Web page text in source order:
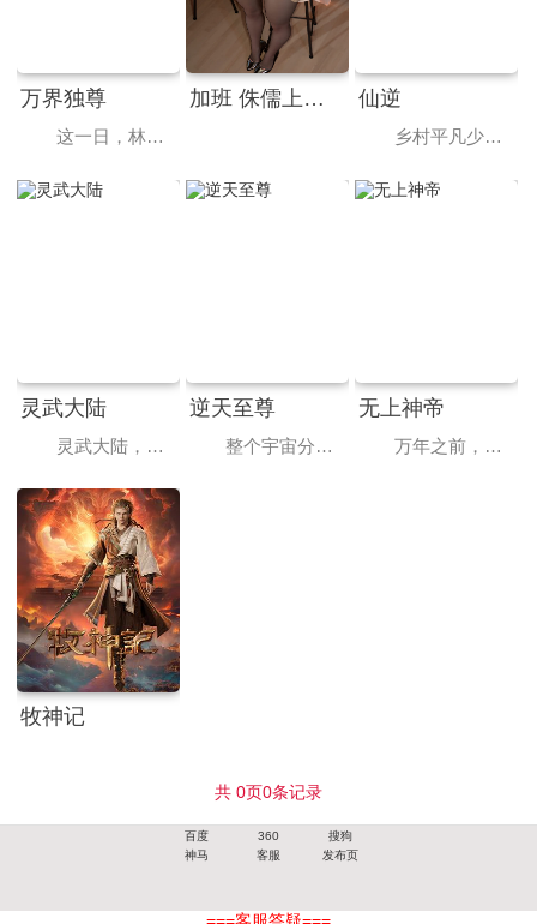
万界独尊
这一日，林枫正在林府凝聚武魂，不想，他才刚将剑武魂修炼成雏形，未婚妻姬漫夭就趁机夺走了他的武魂，还导致其差点吐血身亡。与此同时，林枫的精神进入到了葬神之地，葬神之地神秘女子告诉林枫，他可以通过磨灭葬身于此的古神，获得庞大的武道力量跟知识。 现实世界，原本是林家大少爷的林枫因为失去了剑武魂，从而不再受到家仆们的尊重，他们处处针对林枫，就连林枫的妹妹林香儿生病，他们都不愿意出手帮助分毫，直到林枫使用从葬神之地获得到的力量打败了黄阶武魂的强者——林宇宏，林家的人才对林枫的态度有所改观。 另外一边，林枫因为没能很好得控制最新得到的力量，杀死了正在跟自己决斗的秦骁。秦骁乃是秦家大长老的孙子，并且一直受到长老们的宠爱，如今秦骁被害，秦家长老自是不甘，他们一怒之下，跑到了林家府邸，要求林家将林枫双手奉上。
加班 侏儒上司以工作威胁黑丝巨乳人妻后肆意侵犯中出[3D人妻/NTR] 仙逆
乡村平凡少年王林，为了心中不屈的信念踏入仙门修行，克服天资不足的困境，逆流而上，积极面对苦难与挑战，不断突破自我，最终将命运始终牢牢地把握在自己手中！
灵武大陆
灵武大陆，一个灵力和武魂并存的世界，灵修一念动山河，武者徒手撕天地。星辰镇昔日天才辰天，十岁后武魂沉寂、灵海枯竭，自此沦为家族废物，受尽他人冷眼。在一次生死搏斗中，辰天掉下悬崖，误入上古剑帝布置的大阵，在天书力量的作用下觉醒了灵武双修体质，同时还得到一份陌生的记忆和一枚神秘的储物戒指，从此逆境崛起，破天道掌轮回，终渡帝劫桎梏，问鼎灵武大陆！
逆天至尊
整个宇宙分为域内宇宙和域外宇宙，两个宇宙彼此为敌，域外宇宙由天魔统治，域内宇宙分为神界，仙界，凡间。 在宇宙中，像天罚大陆这样的凡间位面，数不胜数，其统称为：九天星域。九天星域中，九大仙帝统领九重之中所有星域。九天之上，乃炼仙神域，仙人最终化神之路，必要通过炼仙神域，方能凝聚神格，成为神，到达神界。神界万族林立，各族之神极为强大。在遥远的过去，神界万族，被始源至尊、混沌至尊，还有鸿蒙至尊统领。三大至尊，三足鼎立，统管神界、九天仙界。 鸿蒙神界之主鸿蒙至尊，身份尊贵，属下众多，为神界最强之人，精通天下万术。彼
无上神帝
万年之前，仙王牧云因持有诛仙图而遭人暗算，残魂沉睡万年之后，在天运大陆南云帝国有名的“废物牧云”身上觉醒。牧云初醒，就受到了学生妙仙语的刻意刁难，牧云轻松的就化解了妙仙语的陷阱，并举一反三的说出了更多的炼丹技巧，让门外的炼丹大师莫问赏识不已。回到家中，牧云得知了要与秦家小姐秦梦瑶结亲的消息。秦梦瑶寒毒在身，活不过二十岁，结亲不过是为了牧家和秦家的利益。但牧林辰的劝说下，牧云以炼丹为条件，答应了这门亲事。炼出了淬骨丹，牧云的修为有了第一次提升。莫问时常来找牧云请教，而秦时雨一直想请莫问来治疗孙女秦梦瑶。莫问暗示让牧云一试，牧云阴差阳错下唤醒了体内的诛仙图，得知秦梦瑶体内的并非寒毒，而是冰凰神魄。牧云治好了秦梦瑶，冰凰神魄的力量使得秦梦瑶修为突飞猛进。在见识到了牧云的能力后，秦梦瑶对牧云充满了好奇和兴趣，于是成为了北云学院的导师，和牧云教导同一个班级。而追求秦梦瑶不成的东方玉，嫉妒仇恨之心燃起，誓与牧云势不两立。 牧云借着诛仙图突破修为，去北云山脉历练，妙仙语执意同行，途中牧云以一人之力猎杀十几头紫毛猎狼，让妙仙语十分震惊。而被人指派暗杀幕运动柳山四煞一路尾随，趁牧云脱力之机会，纷纷现身准备对牧云下手。
牧神记
共 0页0条记录
百度 360
搜狗
神马
客服 发布页